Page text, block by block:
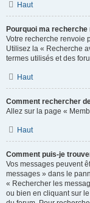
Haut
Pourquoi ma
Votre recherche renvoie
Utilisez la « Recherche
termes utilisés et des
Haut
Comment rechercher
Allez sur la page «
Haut
Comment puis-je
Vos messages peuvent
messages » dans le
« Rechercher les
ou bien en cliquant sur